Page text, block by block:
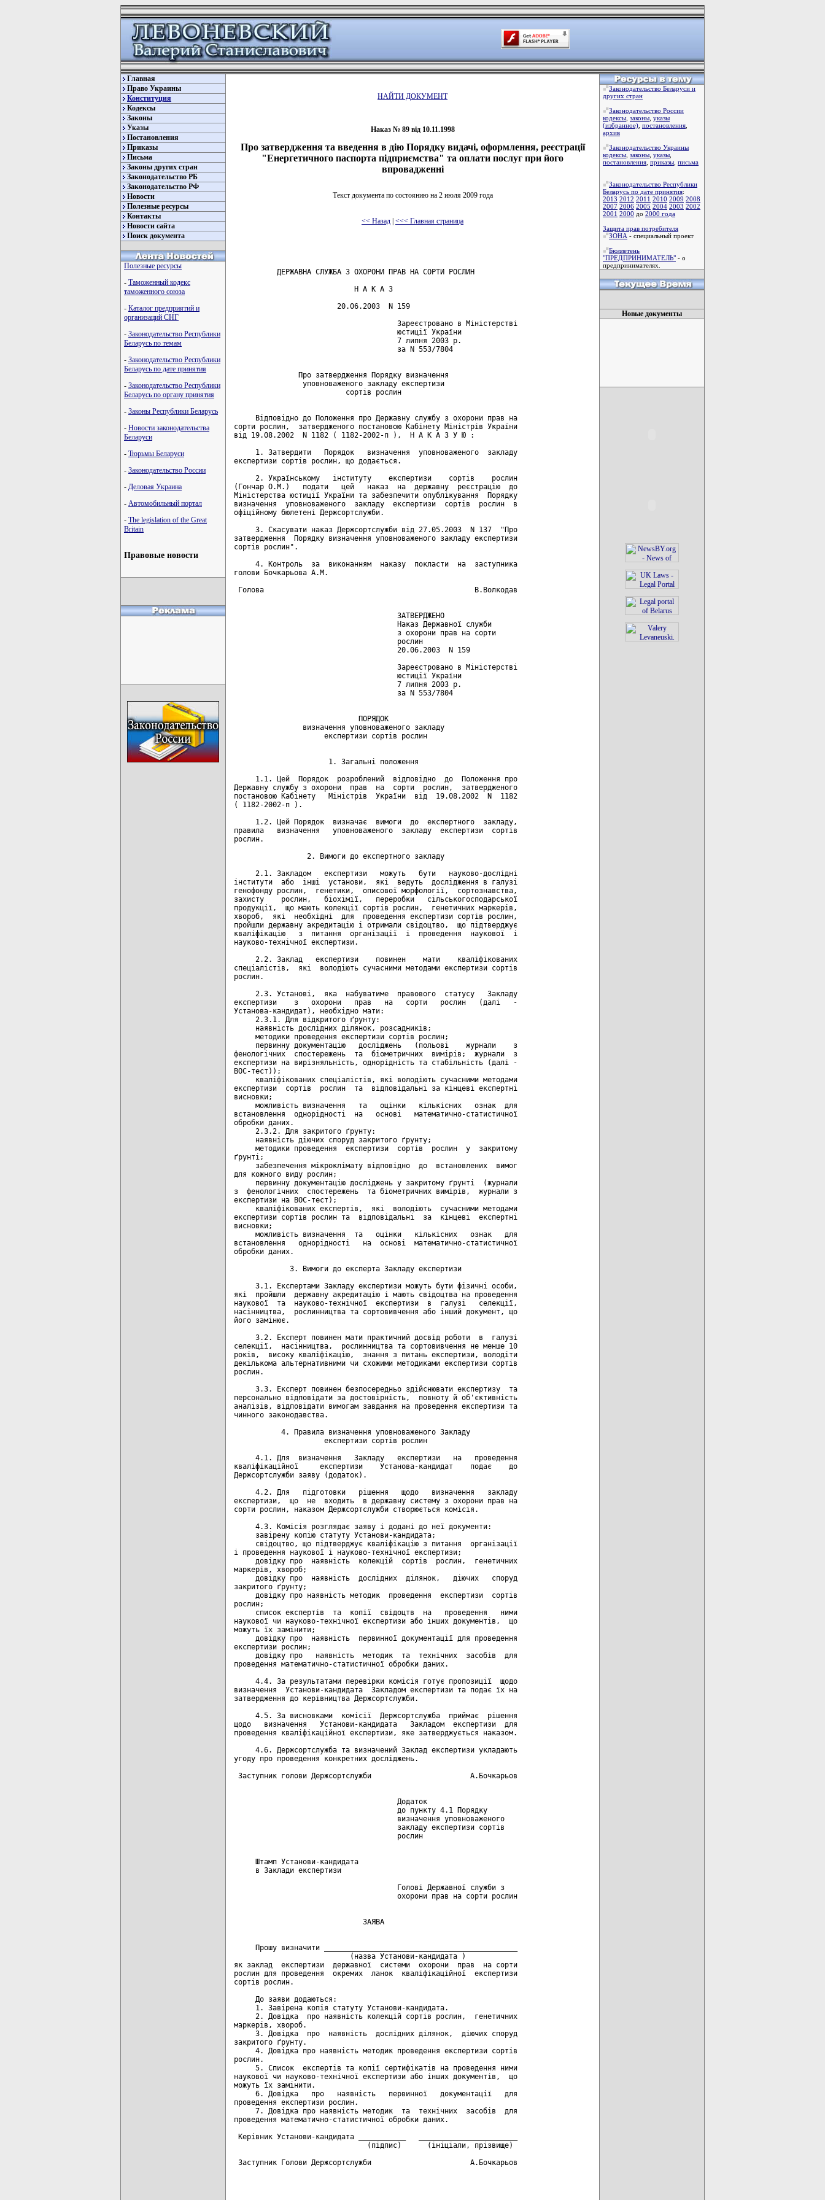
Главная
Право Украины
Конституция
Кодексы
Законы
Указы
Постановления
Приказы
Письма
Законы других стран
Законодательство РБ
Законодательство РФ
Новости
Полезные ресурсы
Контакты
Новости сайта
Поиск документа
Полезные ресурсы
- Таможенный кодекс
таможенного союза
- Каталог предприятий и
организаций СНГ
- Законодательство Республики
Беларусь по темам
- Законодательство Республики
Беларусь по дате принятия
- Законодательство Республики
Беларусь по органу принятия
- Законы Республики Беларусь
- Новости законодательства
Беларуси
- Тюрьмы Беларуси
- Законодательство России
- Деловая Украина
- Автомобильный портал
- The legislation of the Great
Britain
Правовые новости
НАЙТИ ДОКУМЕНТ
Наказ № 89 від 10.11.1998
Про затвердження та введення в дію Порядку видачі, оформлення, реєстрації
"Енергетичного паспорта підприємства" та оплати послуг при його
впровадженні
Текст документа по состоянию на 2 июля 2009 года
<< Назад | <<< Главная страница
          ДЕРЖАВНА СЛУЖБА З ОХОРОНИ ПРАВ НА СОРТИ РОСЛИН
                            Н А К А З
                        20.06.2003  N 159
                                      Зареєстровано в Міністерстві
                                      юстиції України
                                      7 липня 2003 р.
                                      за N 553/7804
               Про затвердження Порядку визначення
                уповноваженого закладу експертизи
                          сортів рослин
     Відповідно до Положення про Державну службу з охорони прав на
сорти рослин,  затвердженого постановою Кабінету Міністрів України
від 19.08.2002  N 1182 ( 1182-2002-п ),  Н А К А З У Ю :
     1. Затвердити   Порядок   визначення  уповноваженого  закладу
експертизи сортів рослин, що додається.
     2. Українському   інституту    експертизи    сортів    рослин
(Гончар О.М.)   подати   цей   наказ  на  державну  реєстрацію  до
Міністерства юстиції України та забезпечити опублікування  Порядку
визначення  уповноваженого  закладу  експертизи  сортів  рослин  в
офіційному бюлетені Держсортслужби.
     3. Скасувати наказ Держсортслужби від 27.05.2003  N 137  "Про
затвердження  Порядку визначення уповноваженого закладу експертизи
сортів рослин".
     4. Контроль  за  виконанням  наказу  покласти  на  заступника
голови Бочкарьова А.М.
Голова                                                 В.Волкодав
                                      ЗАТВЕРДЖЕНО
                                      Наказ Державної служби
                                      з охорони прав на сорти
                                      рослин
                                      20.06.2003  N 159
                                      Зареєстровано в Міністерстві
                                      юстиції України
                                      7 липня 2003 р.
                                      за N 553/7804
                             ПОРЯДОК
                визначення уповноваженого закладу
                     експертизи сортів рослин
                      1. Загальні положення
     1.1. Цей  Порядок  розроблений  відповідно  до  Положення про
Державну службу з охорони  прав  на  сорти  рослин,  затвердженого
постановою Кабінету   Міністрів  України  від  19.08.2002  N  1182
( 1182-2002-п ).
     1.2. Цей Порядок  визначає  вимоги  до  експертного  закладу,
правила   визначення   уповноваженого  закладу  експертизи  сортів
рослин.
                 2. Вимоги до експертного закладу
     2.1. Закладом   експертизи   можуть   бути   науково-дослідні
інститути  або  інші  установи,  які  ведуть  дослідження в галузі
генофонду рослин,  генетики,  описової морфології,  сортознавства,
захисту    рослин,   біохімії,   переробки   сільськогосподарської
продукції,  що мають колекції сортів рослин,  генетичних маркерів,
хвороб,  які  необхідні  для  проведення експертизи сортів рослин,
пройшли державну акредитацію і отримали свідоцтво,  що підтверджує
кваліфікацію   з  питання  організації  і  проведення  наукової  і
науково-технічної експертизи.
     2.2. Заклад   експертизи    повинен    мати    кваліфікованих
спеціалістів,  які  володіють сучасними методами експертизи сортів
рослин.
     2.3. Установі,  яка  набуватиме  правового  статусу   Закладу
експертизи    з   охорони   прав   на   сорти   рослин   (далі   -
Установа-кандидат), необхідно мати:
     2.3.1. Для відкритого ґрунту:
     наявність дослідних ділянок, розсадників;
     методики проведення експертизи сортів рослин;
     первинну документацію   досліджень   (польові    журнали    з
фенологічних  спостережень  та  біометричних  вимірів;  журнали  з
експертизи на вирізняльність, однорідність та стабільність (далі -
ВОС-тест));
     кваліфікованих спеціалістів, які володіють сучасними методами
експертизи  сортів  рослин  та  відповідальні за кінцеві експертні
висновки;
     можливість визначення   та   оцінки   кількісних   ознак  для
встановлення  однорідності  на   основі   математично-статистичної
обробки даних.
     2.3.2. Для закритого ґрунту:
     наявність діючих споруд закритого ґрунту;
     методики проведення  експертизи  сортів  рослин  у  закритому
ґрунті;
     забезпечення мікроклімату відповідно  до  встановлених  вимог
для кожного виду рослин;
     первинну документацію досліджень у закритому ґрунті  (журнали
з  фенологічних  спостережень  та біометричних вимірів,  журнали з
експертизи на ВОС-тест);
     кваліфікованих експертів,  які  володіють  сучасними методами
експертизи сортів рослин та  відповідальні  за  кінцеві  експертні
висновки;
     можливість визначення  та   оцінки   кількісних   ознак   для
встановлення   однорідності   на  основі  математично-статистичної
обробки даних.
             3. Вимоги до експерта Закладу експертизи
     3.1. Експертами Закладу експертизи можуть бути фізичні особи,
які  пройшли  державну акредитацію і мають свідоцтва на проведення
наукової  та  науково-технічної  експертизи  в  галузі   селекції,
насінництва,  рослинництва та сортовивчення або інший документ, що
його замінює.
     3.2. Експерт повинен мати практичний досвід роботи  в  галузі
селекції,  насінництва,  рослинництва та сортовивчення не менше 10
років,  високу кваліфікацію,  знання з питань експертизи, володіти
декількома альтернативними чи схожими методиками експертизи сортів
рослин.
     3.3. Експерт повинен безпосередньо здійснювати експертизу  та
персонально відповідати за достовірність,  повноту й об'єктивність
аналізів, відповідати вимогам завдання на проведення експертизи та
чинного законодавства.
           4. Правила визначення уповноваженого Закладу
                     експертизи сортів рослин
     4.1. Для  визначення   Закладу   експертизи   на   проведення
кваліфікаційної     експертизи    Установа-кандидат    подає    до
Держсортслужби заяву (додаток).
     4.2. Для   підготовки   рішення   щодо   визначення   закладу
експертизи,  що  не  входить  в державну систему з охорони прав на
сорти рослин, наказом Держсортслужби створюється комісія.
     4.3. Комісія розглядає заяву і додані до неї документи:
     завірену копію статуту Установи-кандидата;
     свідоцтво, що підтверджує кваліфікацію з питання  організації
і проведення наукової і науково-технічної експертизи;
     довідку про  наявність  колекцій  сортів  рослин,  генетичних
маркерів, хвороб;
     довідку про  наявність  дослідних  ділянок,   діючих   споруд
закритого ґрунту;
     довідку про наявність методик  проведення  експертизи  сортів
рослин;
     список експертів  та  копії  свідоцтв  на   проведення   ними
наукової чи науково-технічної експертизи або інших документів,  що
можуть їх замінити;
     довідку про  наявність  первинної документації для проведення
експертизи рослин;
     довідку про   наявність  методик  та  технічних  засобів  для
проведення математично-статистичної обробки даних.
     4.4. За результатами перевірки комісія готує пропозиції  щодо
визначення  Установи-кандидата  Закладом експертизи та подає їх на
затвердження до керівництва Держсортслужби.
     4.5. За висновками  комісії  Держсортслужба  приймає  рішення
щодо   визначення   Установи-кандидата   Закладом  експертизи  для
проведення кваліфікаційної експертизи, яке затверджується наказом.
     4.6. Держсортслужба та визначений Заклад експертизи укладають
угоду про проведення конкретних досліджень.
Заступник голови Держсортслужби                       А.Бочкарьов
                                      Додаток
                                      до пункту 4.1 Порядку
                                      визначення уповноваженого
                                      закладу експертизи сортів
                                      рослин
     Штамп Установи-кандидата
     в Заклади експертизи
                                      Голові Державної служби з
                                      охорони прав на сорти рослин
                              ЗАЯВА
     Прошу визначити _____________________________________________
                           (назва Установи-кандидата )
як заклад  експертизи  державної  системи  охорони  прав  на сорти
рослин для проведення  окремих  ланок  кваліфікаційної  експертизи
сортів рослин.
     До заяви додаються:
     1. Завірена копія статуту Установи-кандидата.
     2. Довідка  про наявність колекцій сортів рослин,  генетичних
маркерів, хвороб.
     3. Довідка  про  наявність  дослідних ділянок,  діючих споруд
закритого ґрунту.
     4. Довідка про наявність методик проведення експертизи сортів
рослин.
     5. Список  експертів та копії сертифікатів на проведення ними
наукової чи науково-технічної експертизи або інших документів,  що
можуть їх замінити.
     6. Довідка   про   наявність   первинної   документації   для
проведення експертизи рослин.
     7. Довідка про наявність методик  та  технічних  засобів  для
проведення математично-статистичної обробки даних.
Керівник Установи-кандидата ___________   _______________________
                               (підпис)      (ініціали, прізвище)
Заступник Голови Держсортслужби                       А.Бочкарьов
Законодательство Беларуси и
других стран
Законодательство России
кодексы законы указы
(избранное) постановления
архив
Законодательство Украины
кодексы законы указы
постановления приказы письма
Законодательство Республики
Беларусь по дате принятия:
2013 2012 2011 2010 2009 2008
2007 2006 2005 2004 2003 2002
2001 2000 до 2000 года
Защита прав потребителя
ЗОНА - специальный проект
Бюллетень
"ПРЕДПРИНИМАТЕЛЬ" - о
предпринимателях.
Новые документы